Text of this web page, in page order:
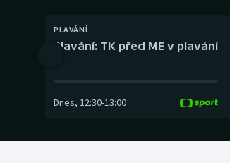
PLAVÁNÍ
Plavání: TK před ME v plavání
Dnes, 12:30-13:00